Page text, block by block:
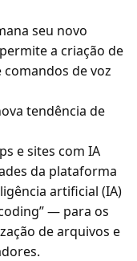
seu novo
a criação de
de voz
tendência de
e sites com IA
da plataforma
artificial (IA)
— para os
de arquivos e